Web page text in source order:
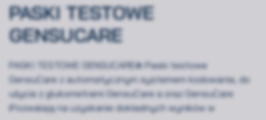
PASKI TESTOWE
GENSUCARE
PASKI TESTOWE GENSUCARE® Paski testowe
GensuCare z automatycznym systemem kodowania, do
użycia z glukometrami GensuCare a oraz GensuCare
iPozwalają na uzyskanie dokładnych wyników w